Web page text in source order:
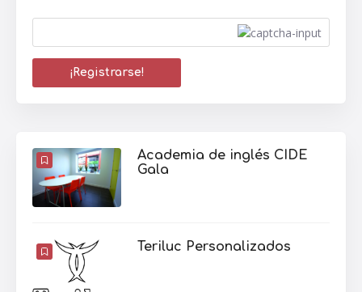
Academia de inglés CIDE
Gala
Teriluc Personalizados